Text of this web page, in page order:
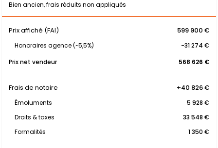
Bien ancien, frais réduits non appliqués
Prix affiché (FAI) 599 900 €
Honoraires agence (~5,5%)
-31 274 €
Prix net vendeur
568 626 €
Frais de notaire +40 826 €
Émoluments
5 928 €
Droits & taxes
33 548 €
Formalités
1 350 €